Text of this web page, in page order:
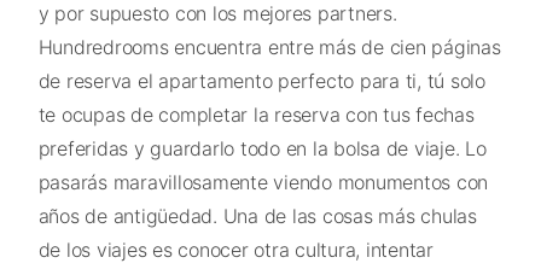
y por supuesto con los mejores partners.
Hundredrooms encuentra entre más de cien páginas
de reserva el apartamento perfecto para ti, tú solo
te ocupas de completar la reserva con tus fechas
preferidas y guardarlo todo en la bolsa de viaje. Lo
pasarás maravillosamente viendo monumentos con
años de antigüedad. Una de las cosas más chulas
de los viajes es conocer otra cultura, intentar